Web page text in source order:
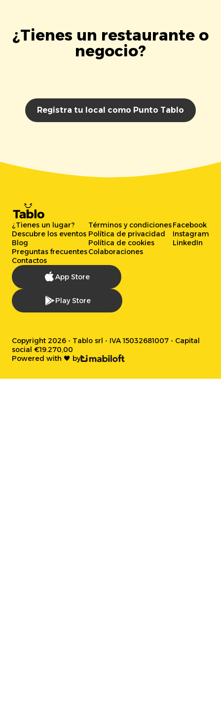
¿Tienes un restaurante o
negocio?
Registra tu local como Punto Tablo
¿Tienes un lugar?
Descubre los eventos
Blog
Preguntas frecuentes
Contactos
Términos y condiciones
Política de privacidad
Política de cookies
Colaboraciones
Facebook
Instagram
LinkedIn
App Store
Play Store
Copyright 2026 - Tablo srl - IVA 15032681007 - Capital
social €19.270,00
Powered with 🖤 by